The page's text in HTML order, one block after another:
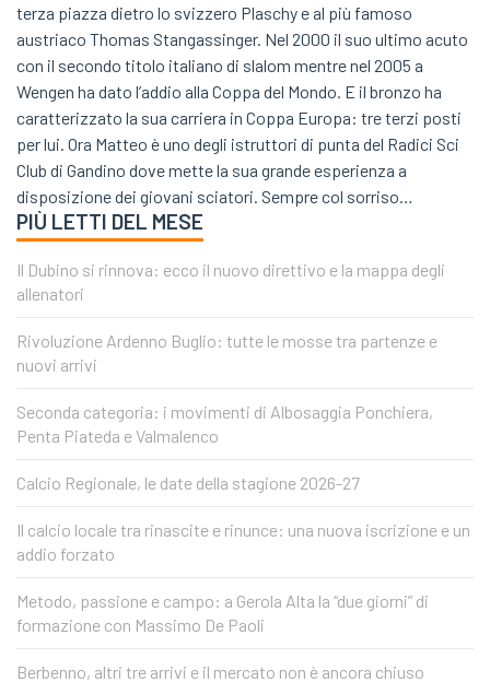
terza piazza dietro lo svizzero Plaschy e al più famoso
austriaco Thomas Stangassinger. Nel 2000 il suo ultimo acuto
con il secondo titolo italiano di slalom mentre nel 2005 a
Wengen ha dato l’addio alla Coppa del Mondo. E il bronzo ha
caratterizzato la sua carriera in Coppa Europa: tre terzi posti
per lui. Ora Matteo è uno degli istruttori di punta del Radici Sci
Club di Gandino dove mette la sua grande esperienza a
disposizione dei giovani sciatori. Sempre col sorriso…
PIÙ LETTI DEL MESE
Il Dubino si rinnova: ecco il nuovo direttivo e la mappa degli
allenatori
Rivoluzione Ardenno Buglio: tutte le mosse tra partenze e
nuovi arrivi
Seconda categoria: i movimenti di Albosaggia Ponchiera,
Penta Piateda e Valmalenco
Calcio Regionale, le date della stagione 2026-27
Il calcio locale tra rinascite e rinunce: una nuova iscrizione e un
addio forzato
Metodo, passione e campo: a Gerola Alta la “due giorni” di
formazione con Massimo De Paoli
Berbenno, altri tre arrivi e il mercato non è ancora chiuso